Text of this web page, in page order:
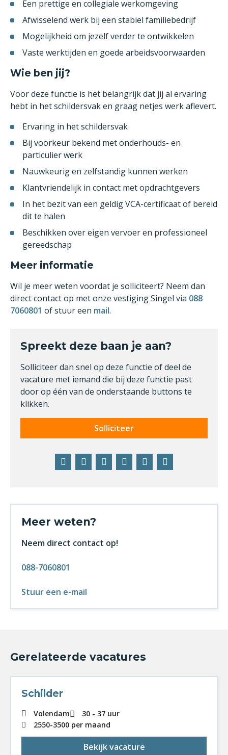
Een prettige en collegiale werkomgeving
Afwisselend werk bij een stabiel familiebedrijf
Mogelijkheid om jezelf verder te ontwikkelen
Vaste werktijden en goede arbeidsvoorwaarden
Wie ben jij?
Voor deze functie is het belangrijk dat jij al ervaring
hebt in het schildersvak en graag netjes werk aflevert.
Ervaring in het schildersvak
Bij voorkeur bekend met onderhouds- en
particulier werk
Nauwkeurig en zelfstandig kunnen werken
Klantvriendelijk in contact met opdrachtgevers
In het bezit van een geldig VCA-certificaat of bereid
dit te halen
Beschikken over eigen vervoer en professioneel
gereedschap
Meer informatie
Wil je meer weten voordat je solliciteert? Neem dan
direct contact op met onze vestiging Singel via 088
7060801 of stuur een mail.
Spreekt deze baan je aan?
Solliciteer dan snel op deze functie of deel de
vacature met iemand die bij deze functie past
door op één van de onderstaande buttons te
klikken.
FacebookTwitterLinkedInPinterestWhatsApp
Solliciteer
Meer weten?
Neem direct contact op!
088-7060801
Stuur een e-mail
Gerelateerde vacatures
Schilder
Volendam
30 - 37 uur
2550-3500 per maand
Bekijk vacature